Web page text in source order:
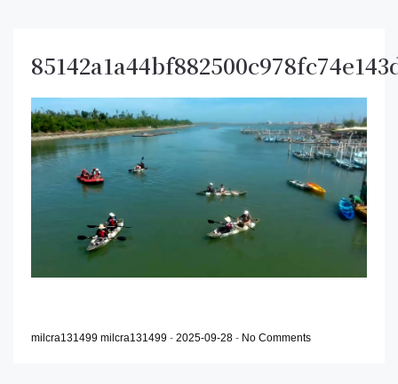
milcra131499 milcra131499 - 2025-09-28 - No Comments